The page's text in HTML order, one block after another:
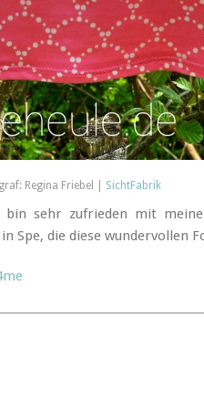
Regina Friebel | SichtFabrik
bin sehr zufrieden mit
Spe, die diese wundervollen